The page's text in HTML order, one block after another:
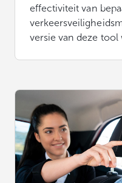
effectiviteit van
versie van deze tool